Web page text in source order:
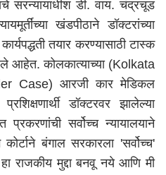
सरन्यायाधीश डी. वाय. चंद्रचूड
खंडपीठाने डॉक्टरांच्या
तयार करण्यासाठी टास्क
आहेत. कोलकात्याच्या (Kolkata
Case) आरजी कार मेडिकल
डॉक्टरवर झालेल्या
सर्वोच्च न्यायालयाने
बंगाल सरकारला 'सर्वोच्च'
राजकीय मुद्दा बनवू नये आणि मी